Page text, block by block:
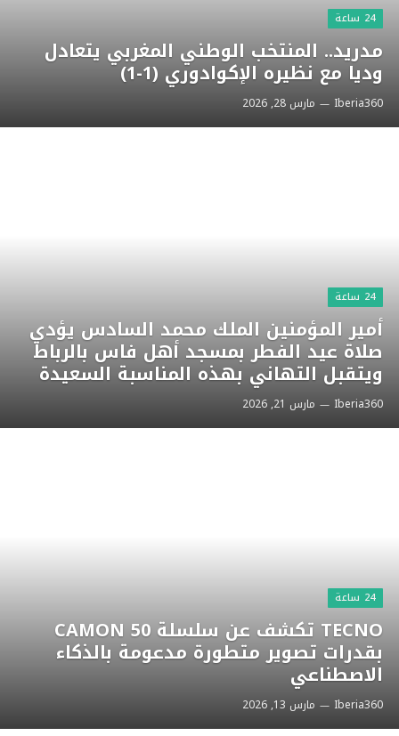
24 ساعة
مدريد.. المنتخب الوطني المغربي يتعادل
وديا مع نظيره الإكوادوري (1-1)
Iberia360 مارس 28, 2026
24 ساعة
أمير المؤمنين الملك محمد السادس يؤدي
صلاة عيد الفطر بمسجد أهل فاس بالرباط
ويتقبل التهاني بهذه المناسبة السعيدة
Iberia360 مارس 21, 2026
24 ساعة
TECNO تكشف عن سلسلة CAMON 50
بقدرات تصوير متطورة مدعومة بالذكاء
الاصطناعي
Iberia360 مارس 13, 2026